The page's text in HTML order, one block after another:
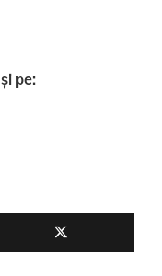
pe: